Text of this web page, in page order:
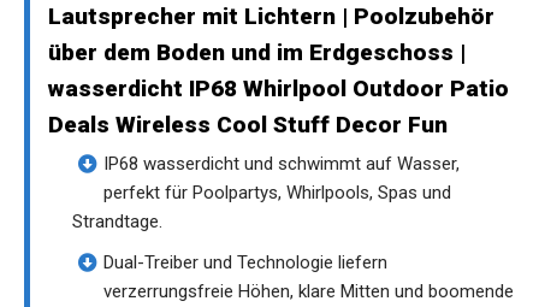
Lautsprecher mit Lichtern | Poolzubehör
über dem Boden und im Erdgeschoss |
wasserdicht IP68 Whirlpool Outdoor Patio
Deals Wireless Cool Stuff Decor Fun
IP68 wasserdicht und schwimmt auf Wasser,
perfekt für Poolpartys, Whirlpools, Spas und
Strandtage.
Dual-Treiber und Technologie liefern
verzerrungsfreie Höhen, klare Mitten und boomende